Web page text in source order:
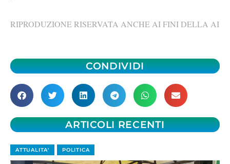
RIPRODUZIONE RISERVATA ANCHE AI FINI DELLA AI
CONDIVIDI
ARTICOLI RECENTI
ATTUALITA' POLITICA